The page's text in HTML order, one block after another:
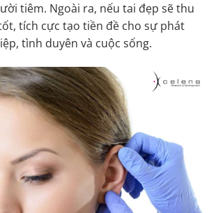
tiêm. Ngoài ra, nếu tai đẹp sẽ thu
tích cực tạo tiền đề cho sự phát
tình duyên và cuộc sống.